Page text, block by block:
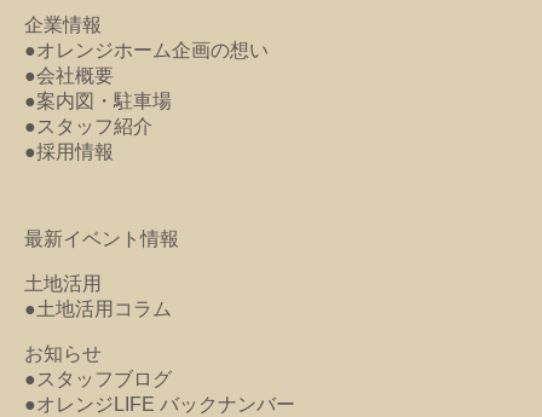
企業情報
●オレンジホーム企画の想い
●会社概要
●案内図・駐車場
●スタッフ紹介
●採用情報
最新イベント情報
土地活用
●土地活用コラム
お知らせ
●スタッフブログ
●オレンジLIFE バックナンバー